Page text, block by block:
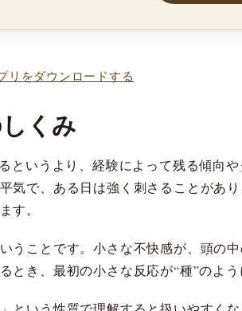
リをダウンロードする
くみ
というより、経験によって残る傾向
気で、ある日は強く刺さることがあ
す。
うことです。小さな不快感が、頭の
き、最初の小さな反応が“種”のよう